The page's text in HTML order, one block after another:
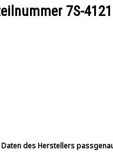
7S-4121
des Herstellers